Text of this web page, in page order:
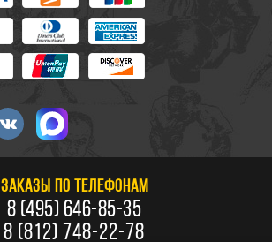
ЗАКАЗЫ ПО ТЕЛЕФОНАМ
8 (495) 646-85-35
8 (812) 748-22-78